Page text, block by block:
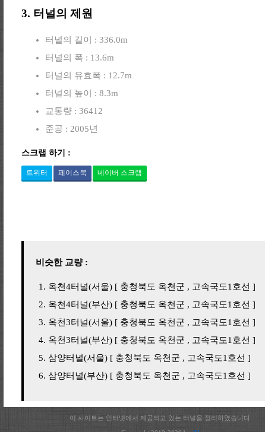
3. 터널의 제원
터널의 길이 : 336.0m
터널의 폭 : 13.6m
터널의 유효폭 : 12.7m
터널의 높이 : 8.3m
교통량 : 36412
준공 : 2005년
스크랩 하기 :
트위터 페이스북 네이버 스크랩
비슷한 교량 :
옥천4터널(서울) [ 충청북도 옥천군 , 고속국도1호선 ]
옥천4터널(부산) [ 충청북도 옥천군 , 고속국도1호선 ]
옥천3터널(서울) [ 충청북도 옥천군 , 고속국도1호선 ]
옥천3터널(부산) [ 충청북도 옥천군 , 고속국도1호선 ]
삼양터널(서울) [ 충청북도 옥천군 , 고속국도1호선 ]
삼양터널(부산) [ 충청북도 옥천군 , 고속국도1호선 ]
이 사이트는 인터넷에서 제공되고 있는 터널을 정리하였습니다.